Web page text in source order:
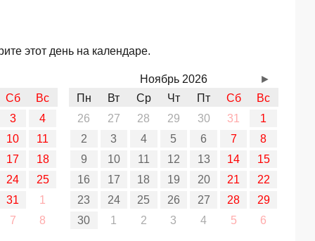
этот день на календаре.
Сб
Вс
3
4
10
11
17
18
24
25
31
1
7
8
Ноябрь 2026
Пн
Вт Ср Чт Пт Сб
Вс
26
27 28 29 30 31
1
2
3 4 5 6 7
8
9
10 11 12 13 14
15
16
17 18 19 20 21
22
23
24 25 26 27 28
29
30
1 2 3 4 5 6
►